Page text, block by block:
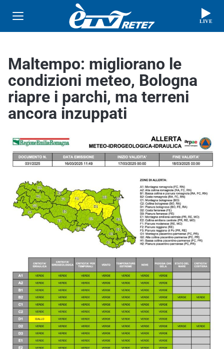
LIVE
Maltempo: migliorano le
condizioni meteo, Bologna
riapre i parchi, ma terreni
ancora inzuppati